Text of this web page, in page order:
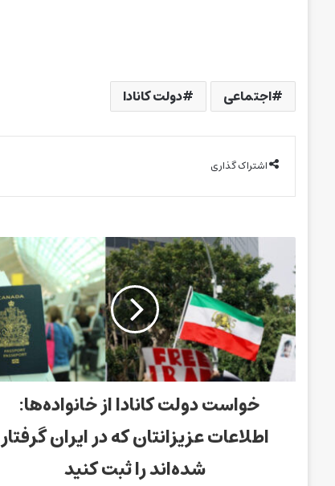
اجتماعی دولت کانادا
اشتراک گذاری
خواست دولت کانادا از خانواده‌ها:
اطلاعات عزیزانتان که در ایران گرفتار
شده‌اند را ثبت کنید